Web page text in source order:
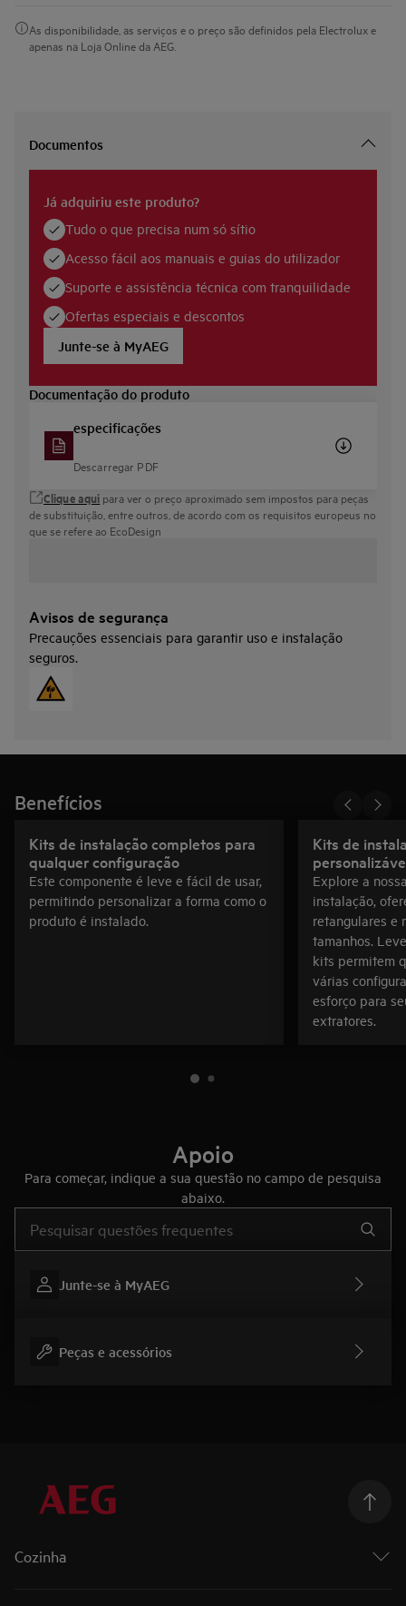
As disponibilidade, as serviços e o preço são definidos pela Electrolux e
apenas na Loja Online da AEG.
Documentos
Já adquiriu este produto?
Tudo o que precisa num só sítio
Acesso fácil aos manuais e guias do utilizador
Suporte e assistência técnica com tranquilidade
Ofertas especiais e descontos
Junte-se à MyAEG
Documentação do produto
especificações
Descarregar PDF
Clique aqui para ver o preço aproximado sem impostos para peças
de substituição, entre outros, de acordo com os requisitos europeus no
que se refere ao EcoDesign
Avisos de segurança
Precauções essenciais para garantir uso e instalação
seguros.
Benefícios
Kits de instalação completos para
qualquer configuração
Este componente é leve e fácil de usar,
permitindo personalizar a forma como o
produto é instalado.
Kits de
Explore a
instalação,
retangulares e
tamanhos.
kits permitem
várias
esforço para
extratores.
Apoio
Para começar, indique a sua questão no campo de pesquisa
abaixo.
Junte-se à MyAEG
Peças e acessórios
Cozinha